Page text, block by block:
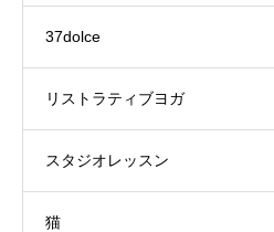
37dolce
リストラティブヨガ
スタジオレッスン
猫